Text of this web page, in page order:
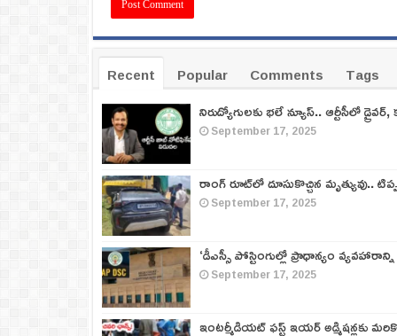
Recent Popular Comments
Tags
నిరుద్యోగులకు భలే న్యూస్.. ఆర్టీసీలో
September 17, 2025
రాంగ్ రూట్‌లో దూసుకొచ్చిన మృత్యువు..
September 17, 2025
‘డీఎస్సీ పోస్టింగుల్లో ప్రాధాన్యం
September 17, 2025
ఇంటర్మీడియట్ ఫస్ట్‌ ఇయర్‌ అడ్మిషన్లకు